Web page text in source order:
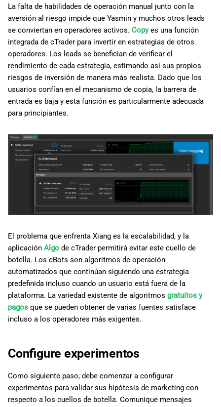
La falta de habilidades de operación manual junto con la
aversión al riesgo impide que Yasmin y muchos otros leads
se conviertan en operadores activos. Copyes una función
integrada de cTrader para invertir en estrategias de otros
operadores. Los leads se benefician de verificar el
rendimiento de cada estrategia, estimando así sus propios
riesgos de inversión de manera más realista. Dado que los
usuarios confían en el mecanismo de copia, la barrera de
entrada es baja y esta función es particularmente adecuada
para principiantes.
El problema que enfrenta Xiang es la escalabilidad, y la
aplicación Algo de cTrader permitirá evitar este cuello de
botella. Los cBots son algoritmos de operación
automatizados que continúan siguiendo una estrategia
predefinida incluso cuando un usuario está fuera de la
plataforma. La variedad existente de algoritmos gratuitos y
pagos que se pueden obtener de varias fuentes satisface
incluso a los operadores más exigentes.
Configure experimentos
Como siguiente paso, debe comenzar a configurar
experimentos para validar sus hipótesis de marketing con
respecto a los cuellos de botella. Comunique mensajes